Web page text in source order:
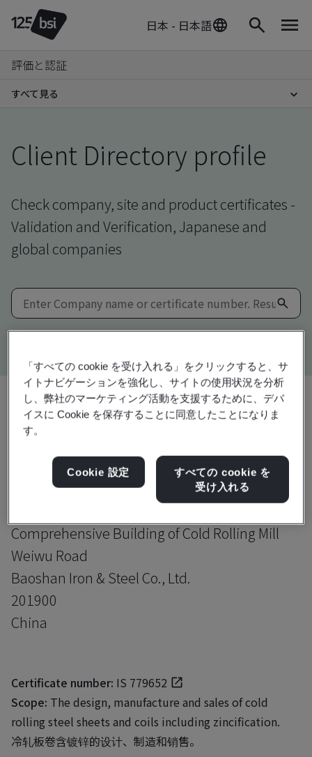
日本 - 日本語
評価と認証
すべて見る
Client Directory profile
Check company, site and product certificates -
Validation and Verification, Japanese and
global companies
SHANGHAI BAOSTEEL NOVA AUTOMOTIVE
Comprehensive Building of Cold Rolling Mill
Weiwu Road
Baoshan Iron & Steel Co., Ltd.
201900
China
Certificate number: IS 779652
Scope: The design, manufacture and sales of cold
rolling steel sheets and coils including zincification.
冷轧板卷含镀锌的设计、制造和销售。
「すべての cookie を受け入れる」をクリックすると、サ
イトナビゲーションを強化し、サイトの使用状況を分析
し、弊社のマーケティング活動を支援するために、デバ
イスに Cookie を保存することに同意したことになりま
す。
Cookie 設定
すべての cookie を
受け入れる